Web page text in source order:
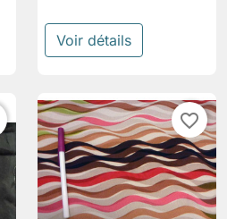
Voir détails
favorite_border